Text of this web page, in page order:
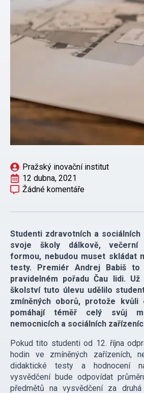
Pražský inovační institut
12 dubna, 2021
Žádné komentáře
Studenti zdravotních a
svoje školy dálkově, večerní
formou, nebudou muset skládat
testy. Premiér Andrej Babiš
pravidelném pořadu Čau lidi.
školství tuto úlevu udělilo
zmíněných oborů, protože kvůli
pomáhají téměř celý svůj
nemocnicích a sociálních
Pokud tito studenti od 12. října
hodin ve zmíněných zařízeních,
didaktické testy a hodnocení
vysvědčení bude odpovídat
předmětů na vysvědčení za